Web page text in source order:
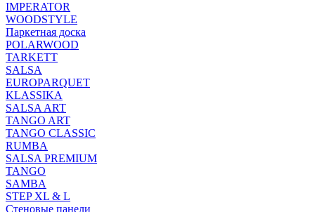
IMPERATOR
WOODSTYLE
Паркетная доска
POLARWOOD
TARKETT
SALSA
EUROPARQUET
KLASSIKA
SALSA ART
TANGO ART
TANGO CLASSIC
RUMBA
SALSA PREMIUM
TANGO
SAMBA
STEP XL & L
Стеновые панели